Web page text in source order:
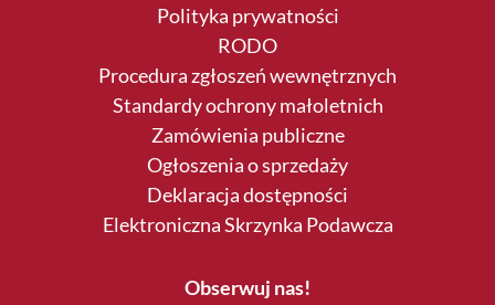
Polityka prywatności
RODO
Procedura zgłoszeń wewnętrznych
Standardy ochrony małoletnich
Zamówienia publiczne
Ogłoszenia o sprzedaży
Deklaracja dostępności
Elektroniczna Skrzynka Podawcza
Obserwuj nas!